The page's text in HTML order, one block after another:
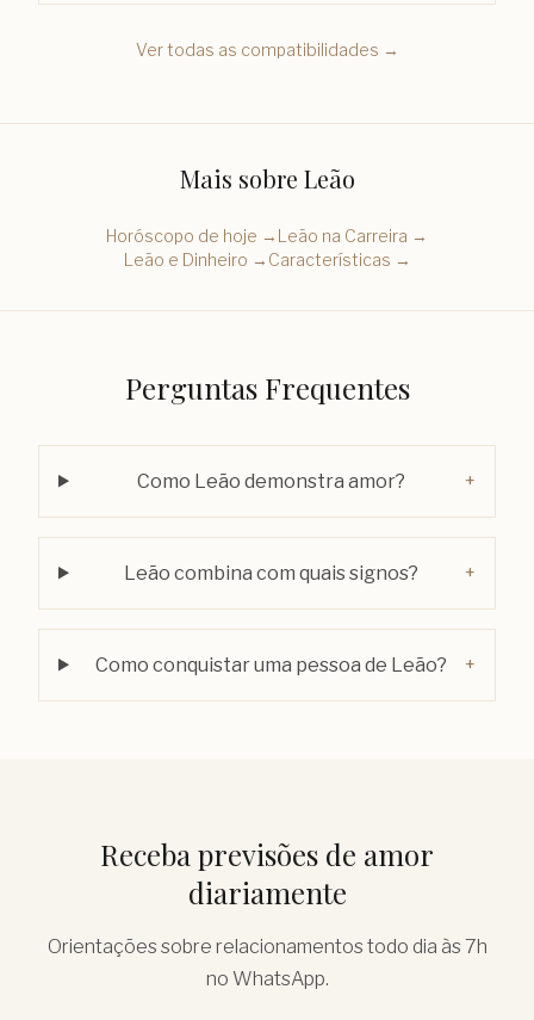
Ver todas as compatibilidades →
Mais sobre Leão
Horóscopo de hoje → Leão na Carreira →
Leão e Dinheiro → Características →
Perguntas Frequentes
Como Leão demonstra amor? +
Leão combina com quais signos? +
Como conquistar uma pessoa de Leão? +
Receba previsões de amor
diariamente
Orientações sobre relacionamentos todo dia às 7h
no WhatsApp.